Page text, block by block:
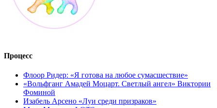
Процесс
Флоор Ридер: «Я готова на любое сумасшествие»
«Вольфганг Амадей Моцарт. Светлый ангел» Виктории
Фоминой
Изабель Арсено «Луи среди призраков»